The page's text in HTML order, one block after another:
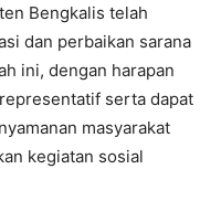
Bengkalis telah
dan perbaikan sarana
ini, dengan harapan
serta dapat
masyarakat
kegiatan sosial